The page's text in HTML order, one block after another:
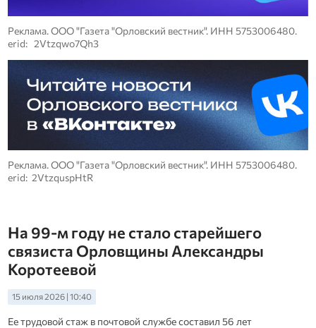
Реклама. ООО "Газета "Орловский вестник". ИНН 5753006480.
erid: 2Vtzqwo7Qh3
Реклама. ООО "Газета "Орловский вестник". ИНН 5753006480.
erid: 2VtzquspHtR
На 99-м году не стало старейшего
связиста Орловщины Александры
Коротеевой
15 июля 2026 | 10:40
Ее трудовой стаж в почтовой службе составил 56 лет